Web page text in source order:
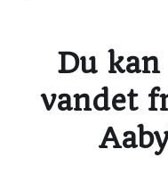
Du
vandet